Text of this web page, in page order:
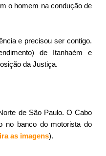
o homem na condução de
e precisou ser contigo.
de Itanhaém e
da Justiça.
de São Paulo. O Cabo
no banco do motorista do
as imagens).